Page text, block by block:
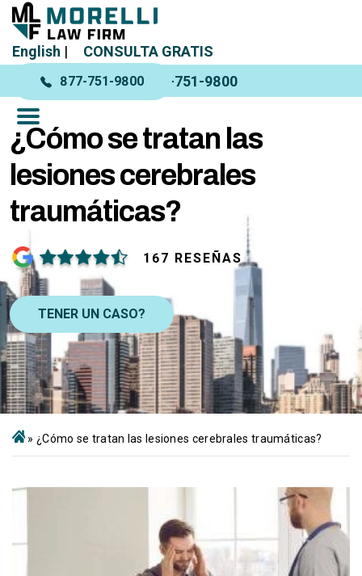
English | CONSULTA GRATIS
877-751-9800 877-751-9800
¿Cómo se tratan las
lesiones cerebrales
traumáticas?
167 RESEÑAS
TENER UN CASO?
» ¿Cómo se tratan las lesiones cerebrales traumáticas?